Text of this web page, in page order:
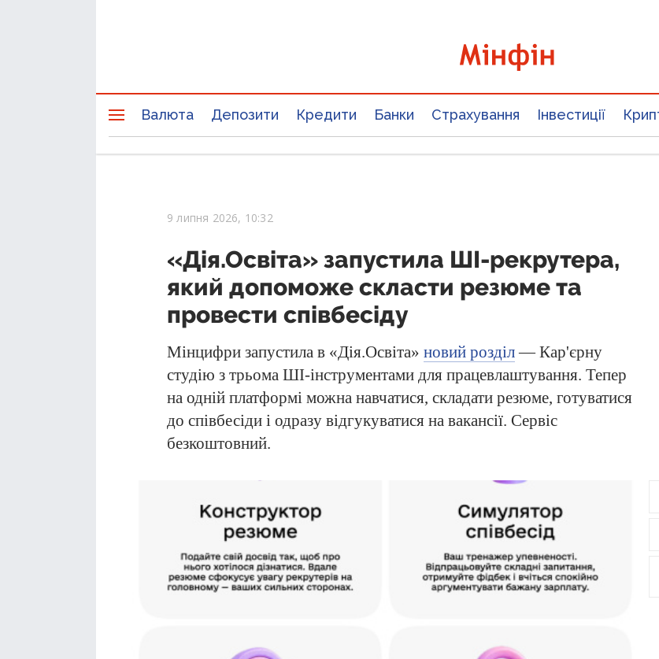
Валюта Депозити Кредити Банки Страхування Інвестиції
9 липня 2026, 10:32
«Дія.Освіта» запустила ШІ-рекрутера,
який допоможе скласти резюме та
провести співбесіду
Мінцифри запустила в «Дія.Освіта» новий розділ— Кар'єрну
студію з трьома ШІ-інструментами для працевлаштування. Тепер
на одній платформі можна навчатися, складати резюме, готуватися
до співбесіди і одразу відгукуватися на вакансії. Сервіс
безкоштовний.